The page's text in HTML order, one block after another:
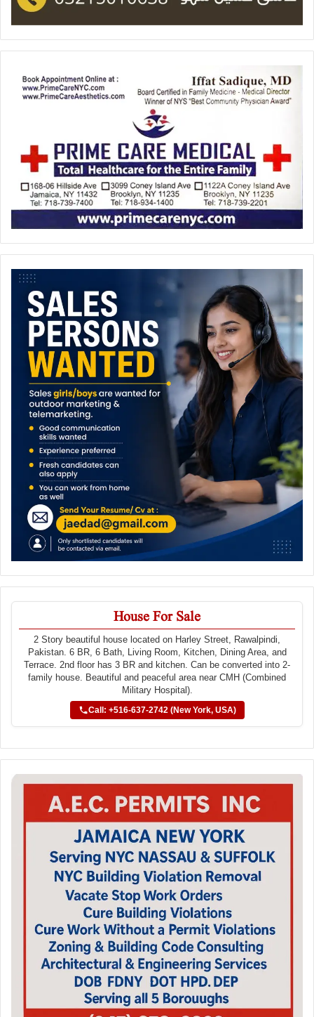
House For Sale
2 Story beautiful house located on Harley Street, Rawalpindi,
Pakistan. 6 BR, 6 Bath, Living Room, Kitchen, Dining Area, and
Terrace. 2nd floor has 3 BR and kitchen. Can be converted into 2-
family house. Beautiful and peaceful area near CMH (Combined
Military Hospital).
Call: +516-637-2742 (New York, USA)